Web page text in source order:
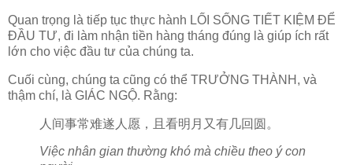
Quan trọng là tiếp tục thực hành LỐI SỐNG TIẾT KIỆM ĐỂ
ĐẦU TƯ, đi làm nhận tiền hàng tháng đúng là giúp ích rất
lớn cho việc đầu tư của chúng ta.
Cuối cùng, chúng ta cũng có thể TRƯỞNG THÀNH, và
thậm chí, là GIÁC NGỘ. Rằng:
人间事常难遂人愿，且看明月又有几回圆。
Việc nhân gian thường khó mà chiều theo ý con